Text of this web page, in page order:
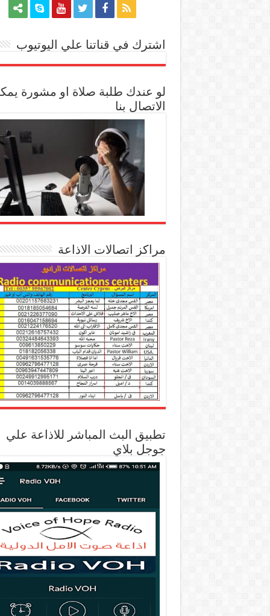
اشترك في قناتنا علي اليوتيوب
لو عندك طلبة صلاة او مشورة
الاتصال بنا
مراكز اتصالات الاذاعة
تطبيق البث المباشر للاذاعة علي
جوجل بلاي